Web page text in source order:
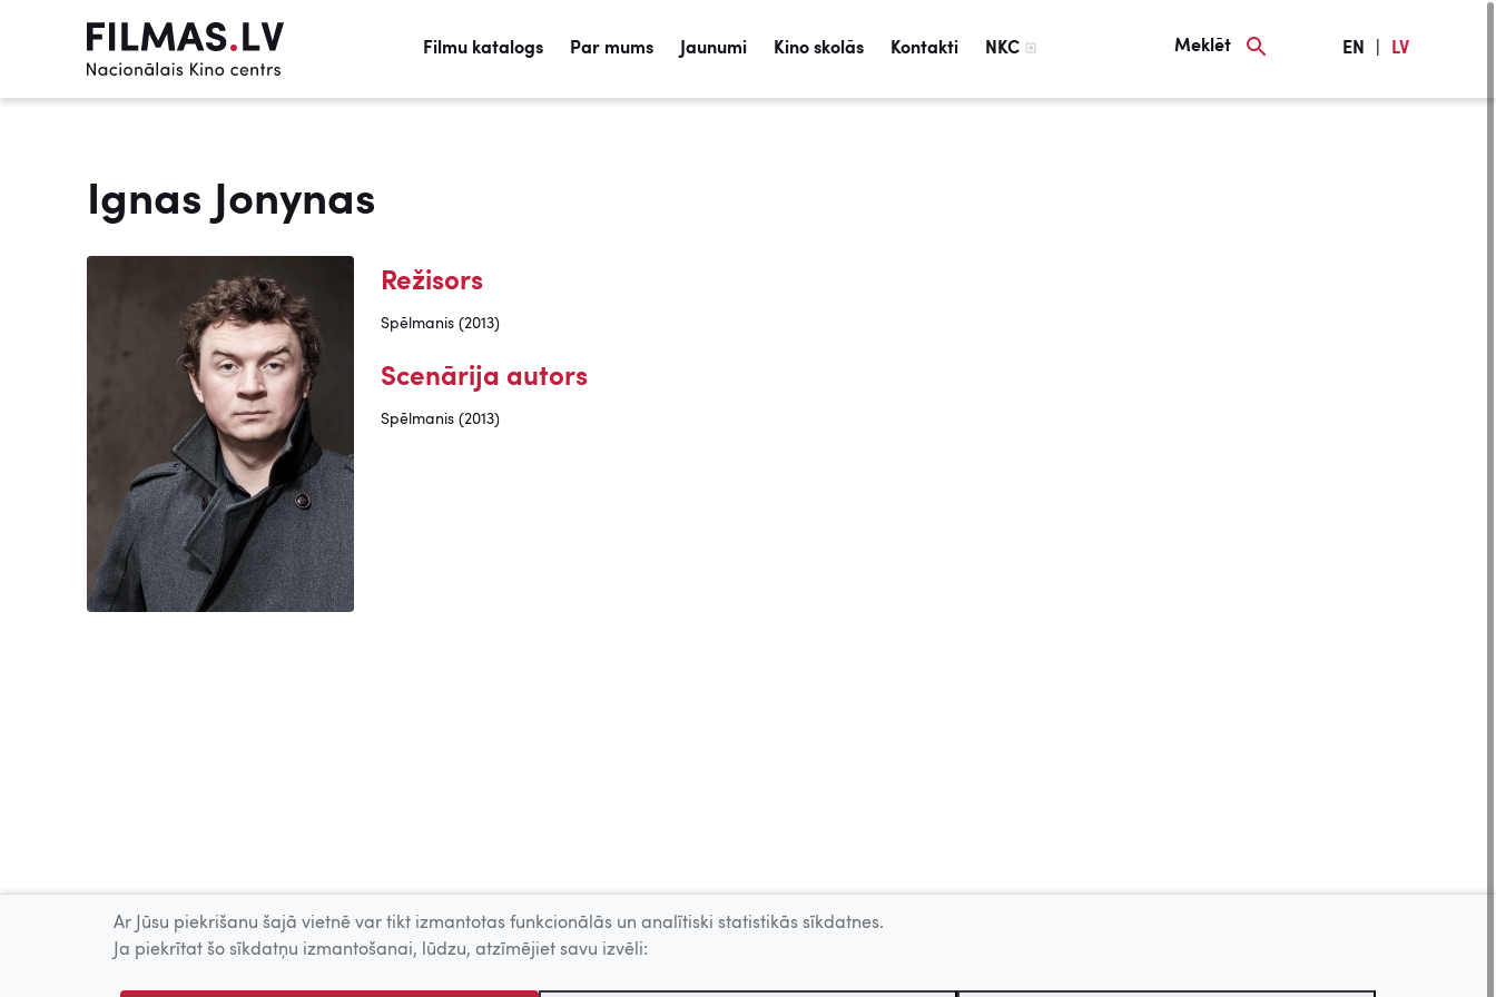
Filmu katalogs Par mums Jaunumi Kino skolās Kontakti NKC Meklēt EN LV
Ignas Jonynas
Režisors
Spēlmanis (2013)
Scenārija autors
Spēlmanis (2013)
Ar Jūsu piekrišanu šajā vietnē var tikt izmantotas funkcionālās un analītiski statistikās sīkdatnes.
Ja piekrītat šo sīkdatņu izmantošanai, lūdzu, atzīmējiet savu izvēli: